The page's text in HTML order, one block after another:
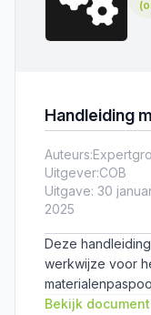
Handleiding
Auteurs:
Uitgever:COB
Uitgave: 30
2025
Deze
werkwijze voor
Bekijk document